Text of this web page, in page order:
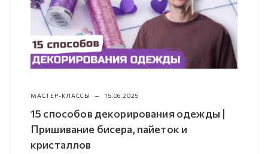
МАСТЕР-КЛАССЫ — 15.06.2025
15 способов декорирования одежды |
Пришивание бисера, пайеток и
кристаллов